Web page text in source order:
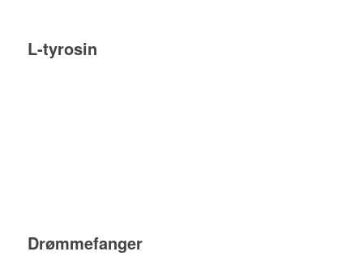
L-tyrosin
Drømmefanger